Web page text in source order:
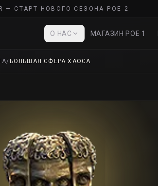
— СТАРТ НОВОГО СЕЗОНА POE 2
О НАС МАГАЗИН POE 1
/ БОЛЬШАЯ СФЕРА ХАОСА